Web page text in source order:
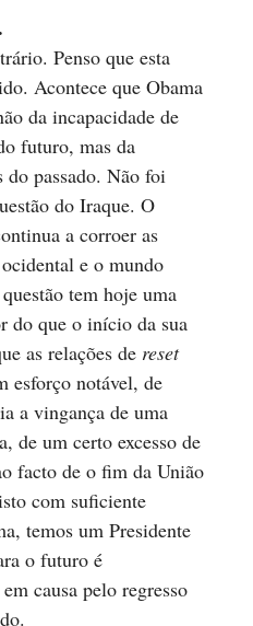
Penso que esta
Acontece que Obama
da incapacidade de
futuro, mas da
do passado. Não foi
do Iraque. O
a corroer as
e o mundo
tem hoje uma
do que o início da sua
as relações de reset
esforço notável, de
a vingança de uma
de um certo excesso de
facto de o fim da União
com suficiente
temos um Presidente
o futuro é
causa pelo regresso